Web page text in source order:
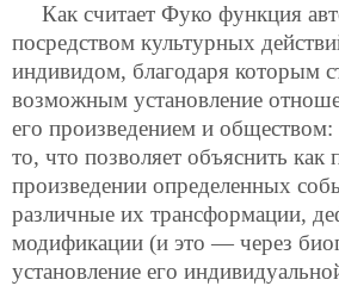
Как считает Фуко функция
посредством культурных
индивидом, благодаря которым
возможным установление
его произведением и
то, что позволяет объяснить как
произведении определенных
различные их трансформации,
модификации (и это — через
установление его